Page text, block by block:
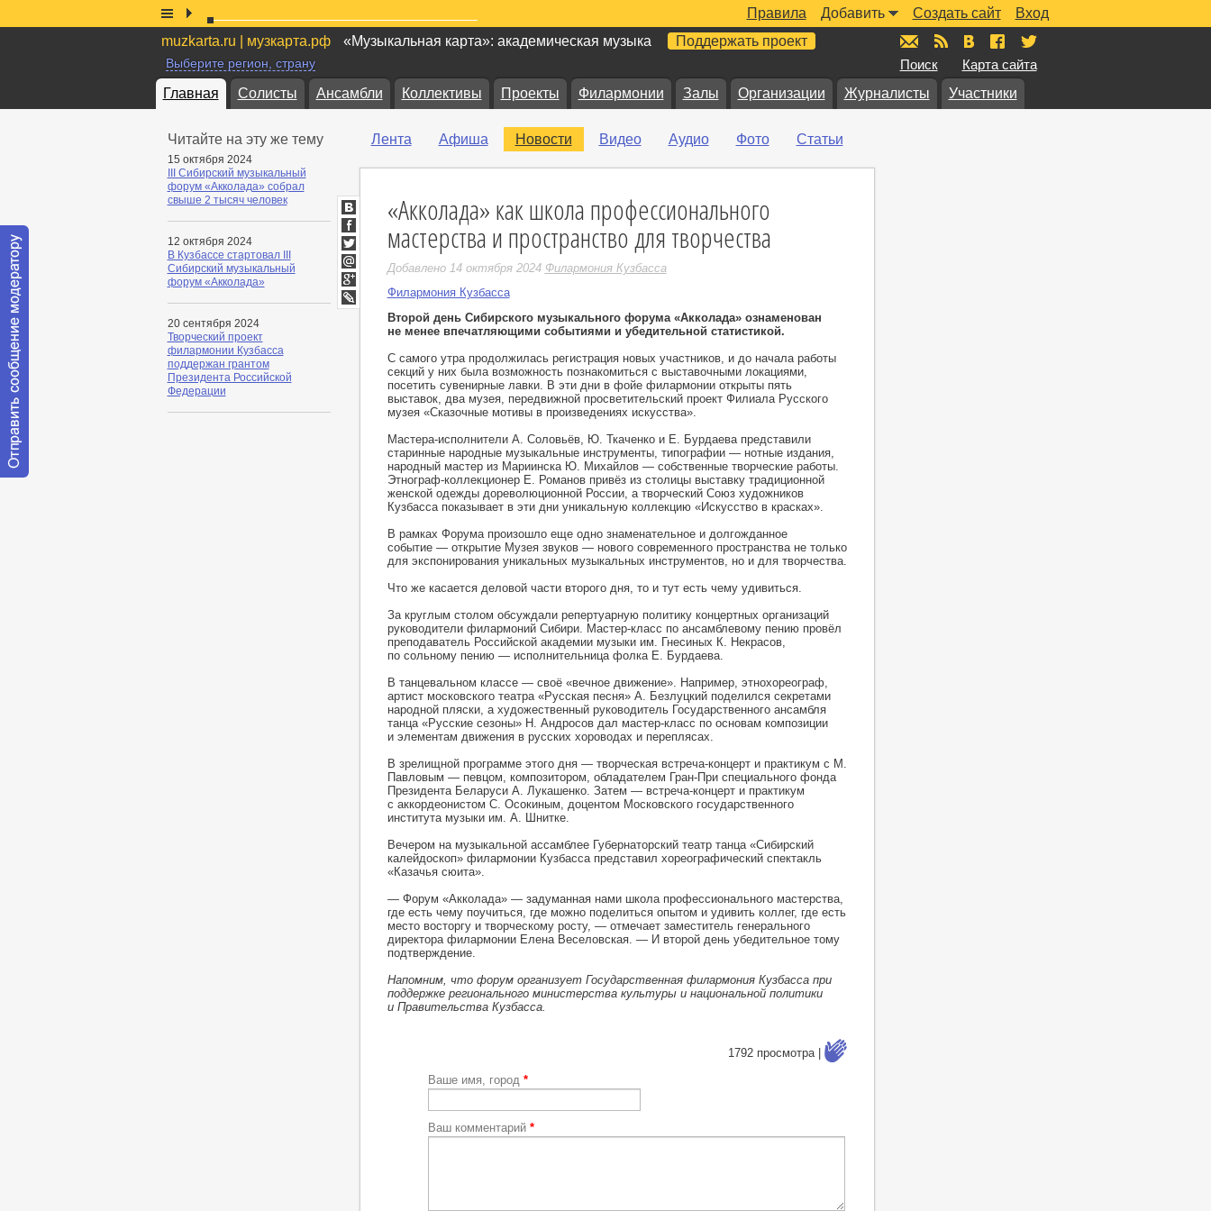
Вход
Создать сайт
Добавить
Правила
muzkarta.ru | музкарта.рф
«Музыкальная карта»: академическая музыка Поддержать проект
Выберите регион, страну Поиск Карта сайта
Главная Солисты Ансамбли Коллективы Проекты Филармонии Залы Организации Журналисты Участники
Читайте на эту же тему
15 октября 2024
III Сибирский музыкальный
форум «Акколада» собрал
свыше 2 тысяч человек
12 октября 2024
В Кузбассе стартовал III
Сибирский музыкальный
форум «Акколада»
20 сентября 2024
Творческий проект
филармонии Кузбасса
поддержан грантом
Президента Российской
Федерации
Лента Афиша Новости Видео Аудио Фото Статьи
«Акколада» как школа профессионального
мастерства и пространство для творчества
Добавлено 14 октября 2024 Филармония Кузбасса
Филармония Кузбасса
Второй день Сибирского музыкального форума «Акколада» ознаменован
не менее впечатляющими событиями и убедительной статистикой.
С самого утра продолжилась регистрация новых участников, и до начала работы
секций у них была возможность познакомиться с выставочными локациями,
посетить сувенирные лавки. В эти дни в фойе филармонии открыты пять
выставок, два музея, передвижной просветительский проект Филиала Русского
музея «Сказочные мотивы в произведениях искусства».
Мастера-исполнители А. Соловьёв, Ю. Ткаченко и Е. Бурдаева представили
старинные народные музыкальные инструменты, типографии — нотные издания,
народный мастер из Мариинска Ю. Михайлов — собственные творческие работы.
Этнограф-коллекционер Е. Романов привёз из столицы выставку традиционной
женской одежды дореволюционной России, а творческий Союз художников
Кузбасса показывает в эти дни уникальную коллекцию «Искусство в красках».
В рамках Форума произошло еще одно знаменательное и долгожданное
событие — открытие Музея звуков — нового современного пространства не только
для экспонирования уникальных музыкальных инструментов, но и для творчества.
Что же касается деловой части второго дня, то и тут есть чему удивиться.
За круглым столом обсуждали репертуарную политику концертных организаций
руководители филармоний Сибири. Мастер-класс по ансамблевому пению провёл
преподаватель Российской академии музыки им. Гнесиных К. Некрасов,
по сольному пению — исполнительница фолка Е. Бурдаева.
В танцевальном классе — своё «вечное движение». Например, этнохореограф,
артист московского театра «Русская песня» А. Безлуцкий поделился секретами
народной пляски, а художественный руководитель Государственного ансамбля
танца «Русские сезоны» Н. Андросов дал мастер-класс по основам композиции
и элементам движения в русских хороводах и переплясах.
В зрелищной программе этого дня — творческая встреча-концерт и практикум с М.
Павловым — певцом, композитором, обладателем Гран-При специального фонда
Президента Беларуси А. Лукашенко. Затем — встреча-концерт и практикум
с аккордеонистом С. Осокиным, доцентом Московского государственного
института музыки им. А. Шнитке.
Вечером на музыкальной ассамблее Губернаторский театр танца «Сибирский
калейдоскоп» филармонии Кузбасса представил хореографический спектакль
«Казачья сюита».
— Форум «Акколада» — задуманная нами школа профессионального мастерства,
где есть чему поучиться, где можно поделиться опытом и удивить коллег, где есть
место восторгу и творческому росту, — отмечает заместитель генерального
директора филармонии Елена Веселовская. — И второй день убедительное тому
подтверждение.
Напомним, что форум организует Государственная филармония Кузбасса при
поддержке регионального министерства культуры и национальной политики
и Правительства Кузбасса.
ВКонтакте
Facebook
Twitter
Мой
Мир
Google+
LiveJournal
1792 просмотра |
Ваше имя, город *
Ваш комментарий *